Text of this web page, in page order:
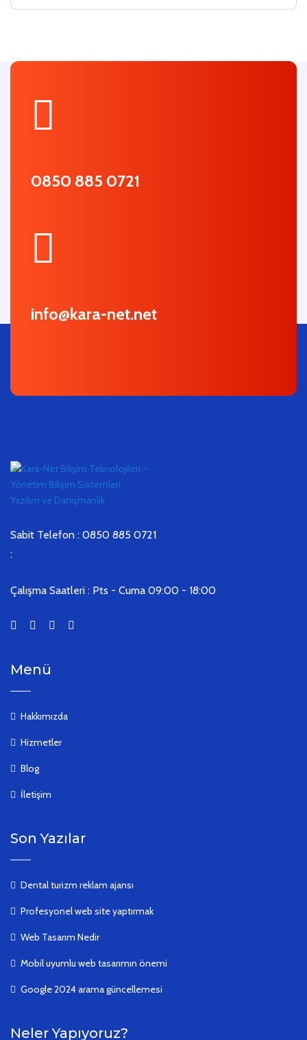
0850 885 0721
info@kara-net.net
Sabit Telefon : 0850 885 0721
:
Çalışma Saatleri : Pts - Cuma 09:00 - 18:00
Menü
Hakkımızda
Hizmetler
Blog
İletişim
Son Yazılar
Dental turizm reklam ajansı
Profesyonel web site yaptırmak
Web Tasarım Nedir
Mobil uyumlu web tasarımın önemi
Google 2024 arama güncellemesi
Neler Yapıyoruz?